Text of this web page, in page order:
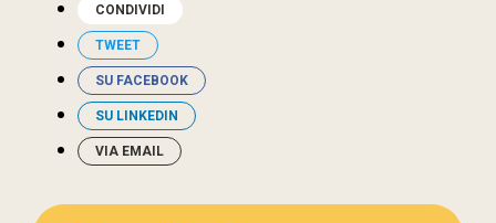
CONDIVIDI
TWEET
SU FACEBOOK
SU LINKEDIN
VIA EMAIL